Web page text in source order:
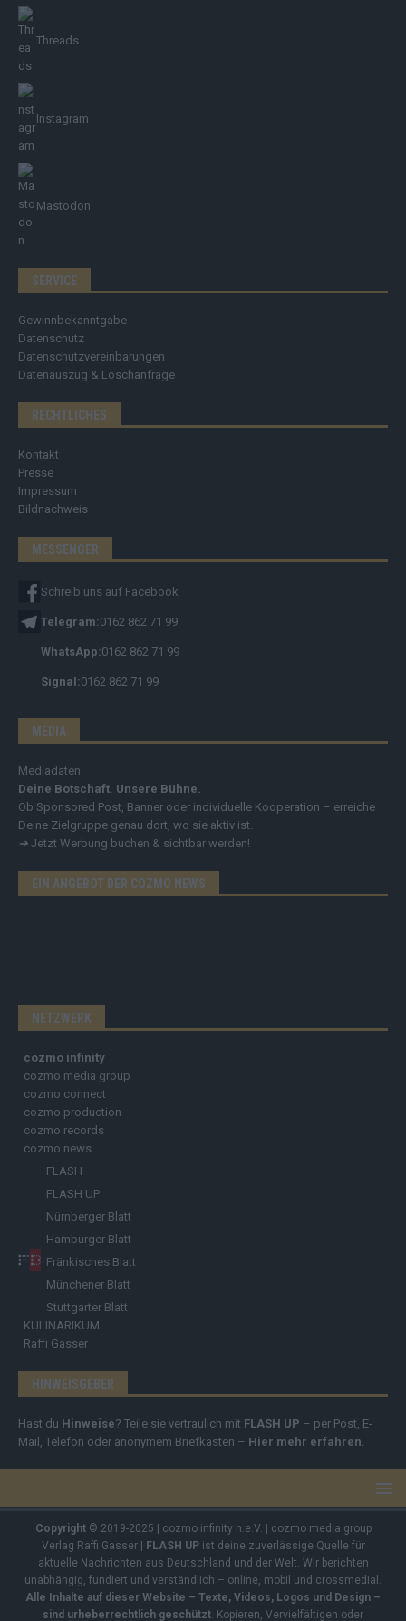
Threads
Instagram
Mastodon
SERVICE
Gewinnbekanntgabe
Datenschutz
Datenschutzvereinbarungen
Datenauszug & Löschanfrage
RECHTLICHES
Kontakt
Presse
Impressum
Bildnachweis
MESSENGER
Schreib uns auf Facebook
Telegram:0162 862 71 99
WhatsApp:0162 862 71 99
Signal:0162 862 71 99
MEDIA
Mediadaten
Deine Botschaft. Unsere Bühne.
Ob Sponsored Post, Banner oder individuelle Kooperation – erreiche
Deine Zielgruppe genau dort, wo sie aktiv ist.
➔ Jetzt Werbung buchen & sichtbar werden!
EIN ANGEBOT DER COZMO NEWS
NETZWERK
cozmo infinity
cozmo media group
cozmo connect
cozmo production
cozmo records
cozmo news
FLASH
FLASH UP
Nürnberger Blatt
Hamburger Blatt
Fränkisches Blatt
Münchener Blatt
Stuttgarter Blatt
KULINARIKUM.
Raffi Gasser
HINWEISGEBER
Hast du Hinweise? Teile sie vertraulich mit FLASH UP – per Post, E-
Mail, Telefon oder anonymem Briefkasten – Hier mehr erfahren.
Copyright© 2019-2025 | cozmo infinity n.e.V. | cozmo media group
Verlag Raffi Gasser |
FLASH UPist deine zuverlässige Quelle für
aktuelle Nachrichten aus Deutschland und der Welt. Wir berichten
unabhängig, fundiert und verständlich – online, mobil und crossmedial.
Alle Inhalte auf dieser Website – Texte, Videos, Logos und Design –
sind urheberrechtlich geschützt. Kopieren, Vervielfältigen oder